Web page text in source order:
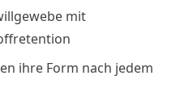
mit
ihre Form nach jedem